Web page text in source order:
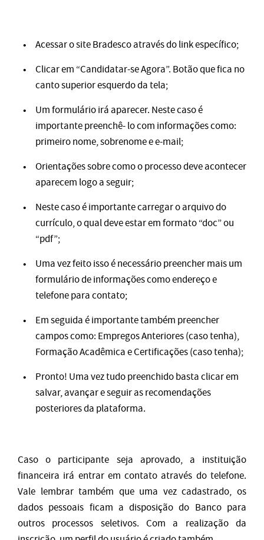
Acessar o site Bradesco através dolink específico;
Clicar em “Candidatar-se Agora”. Botão que fica no
canto superior esquerdo da tela;
Um formulário irá aparecer. Neste caso é
importante preenchê- lo com informações como:
primeiro nome, sobrenome e e-mail;
Orientações sobre como o processo deve acontecer
aparecem logo a seguir;
Neste caso é importante carregar o arquivo do
currículo, o qual deve estar em formato “doc” ou
“pdf”;
Uma vez feito isso é necessário preencher mais um
formulário de informações como endereço e
telefone para contato;
Em seguida é importante também preencher
campos como: Empregos Anteriores (caso tenha),
Formação Acadêmica e Certificações (caso tenha);
Pronto! Uma vez tudo preenchido basta clicar em
salvar, avançar e seguir as recomendações
posteriores da plataforma.
Caso o participante seja aprovado, a instituição
financeira irá entrar em contato através do telefone.
Vale lembrar também que uma vez cadastrado, os
dados pessoais ficam a disposição do Banco para
outros processos seletivos. Com a realização da